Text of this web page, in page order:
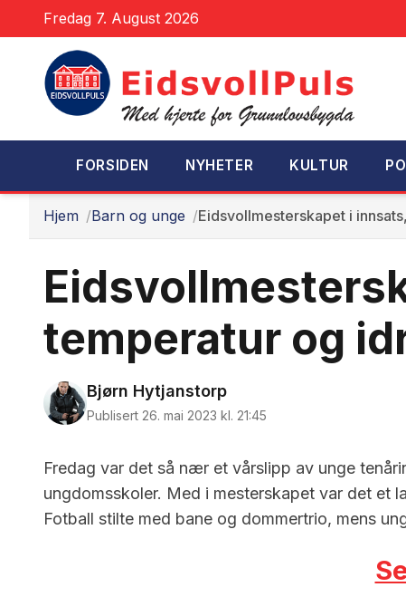
Fredag 7. August 2026
FORSIDEN NYHETER KULTUR
Hjem Barn og unge Eidsvollmesterskapet i
temperatur og
Bjørn Hytjanstorp
Publisert 26. mai 2023 kl. 21:45
Fredag var det så nær et vårslipp av unge
ungdomsskoler. Med i mesterskapet var det et
Fotball stilte med bane og dommertrio, mens